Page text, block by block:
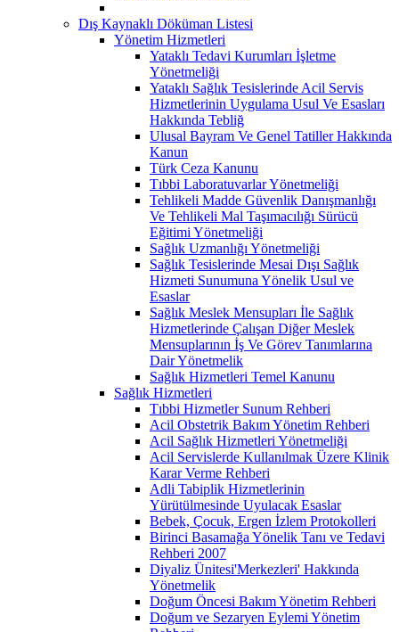
Dış Kaynaklı Döküman Listesi
Yönetim Hizmetleri
Yataklı Tedavi Kurumları İşletme
Yönetmeliği
Yataklı Sağlık Tesislerinde Acil Servis
Hizmetlerinin Uygulama Usul Ve Esasları
Hakkında Tebliğ
Ulusal Bayram Ve Genel Tatiller Hakkında
Kanun
Türk Ceza Kanunu
Tıbbi Laboratuvarlar Yönetmeliği
Tehlikeli Madde Güvenlik Danışmanlığı
Ve Tehlikeli Mal Taşımacılığı Sürücü
Eğitimi Yönetmeliği
Sağlık Uzmanlığı Yönetmeliği
Sağlık Tesislerinde Mesai Dışı Sağlık
Hizmeti Sunumuna Yönelik Usul ve
Esaslar
Sağlık Meslek Mensupları İle Sağlık
Hizmetlerinde Çalışan Diğer Meslek
Mensuplarının İş Ve Görev Tanımlarına
Dair Yönetmelik
Sağlık Hizmetleri Temel Kanunu
Sağlık Hizmetleri
Tıbbi Hizmetler Sunum Rehberi
Acil Obstetrik Bakım Yönetim Rehberi
Acil Sağlık Hizmetleri Yönetmeliği
Acil Servislerde Kullanılmak Üzere Klinik
Karar Verme Rehberi
Adli Tabiplik Hizmetlerinin
Yürütülmesinde Uyulacak Esaslar
Bebek, Çocuk, Ergen İzlem Protokolleri
Birinci Basamağa Yönelik Tanı ve Tedavi
Rehberi 2007
Diyaliz Ünitesi'Merkezleri' Hakkında
Yönetmelik
Doğum Öncesi Bakım Yönetim Rehberi
Doğum ve Sezaryen Eylemi Yönetim